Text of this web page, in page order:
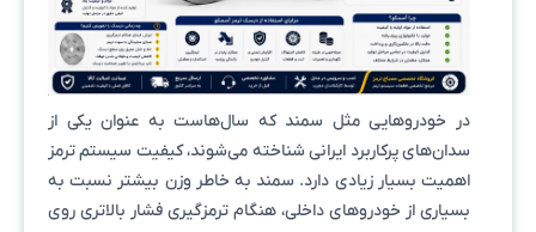
در خودروهایی مثل سمند که سال‌هاست به عنوان یکی از
سدان‌های پرکاربرد ایرانی شناخته می‌شوند، کیفیت سیستم ترمز
اهمیت بسیار زیادی دارد. سمند به خاطر وزن بیشتر نسبت به
بسیاری از خودروهای داخلی، هنگام ترمزگیری فشار بالاتری روی